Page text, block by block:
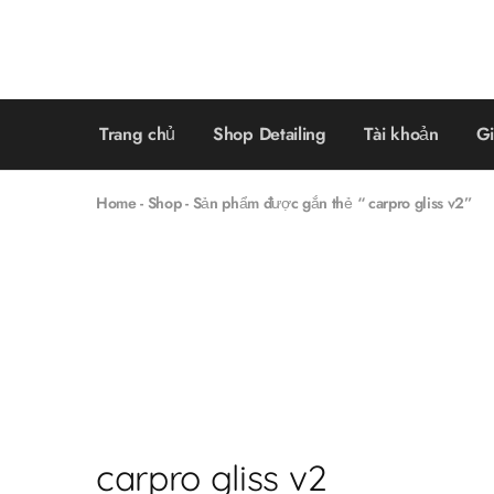
Trang chủ Shop Detailing Tài khoản
Home- Shop- Sản phẩm được gắn thẻ “ carpro gliss v2”
carpro gliss v2